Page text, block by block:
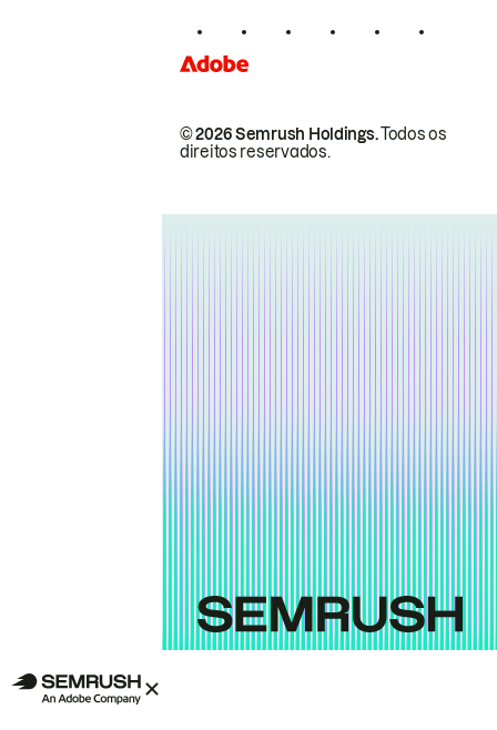
© 2026 Semrush Holdings.Todos os
direitos reservados.